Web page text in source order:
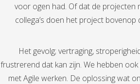
voor ogen had. Of dat de projecten
collega’s doen het project
Het gevolg; vertraging,
frustrerend dat kan zijn. We hebben
met Agile werken. De oplossing wat